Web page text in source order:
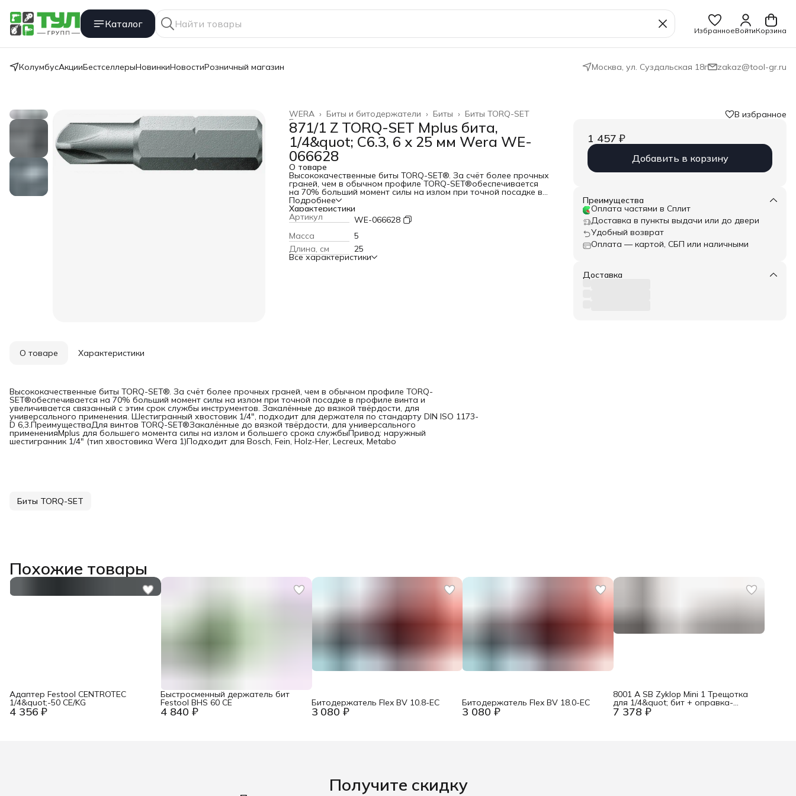
Каталог
ИзбранноеВойтиКорзина
КолумбусАкцииБестселлерыНовинкиНовостиРозничный магазин Москва, ул. Суздальская 18г zakaz@tool-gr.ru
Биты TORQ-SET
Биты ›
Биты и битодержатели ›
WERA ›
Главная
871/1 Z TORQ-SET Mplus бита,
1/4&quot; C6.3, 6 x 25 мм Wera WE-
066628
О товаре
Высококачественные биты TORQ-SET®. За счёт более прочных
граней, чем в обычном профиле TORQ-SET®обеспечивается
на 70% больший момент силы на излом при точной посадке в
профиле винта и увеличивается связанный с этим срок
службы инструментов. Закалённые до вязкой твёрдости, для
универсального применения. Шестигранный хвостовик 1/4",
подходит для держателя по стандарту DIN ISO 1173-D
6,3.ПреимуществаДля винтов TORQ-SET®Закалённые до
вязкой твёрдости, для универсального примененияMplus для
большего момента силы на излом и большего срока
службыПривод: наружный шестигранник 1/4" (тип хвостовика
Подробнее
Характеристики
Артикул
WE-066628
Масса
5
Длина, см
25
Все характеристики
В избранное
1 457 ₽
Добавить в корзину
Преимущества
Оплата частями в Сплит
Доставка в пункты выдачи или до двери
Удобный возврат
Оплата — картой, СБП или наличными
Доставка
О товаре Характеристики
Высококачественные биты TORQ-SET®. За счёт более прочных граней, чем в обычном профиле TORQ-
SET®обеспечивается на 70% больший момент силы на излом при точной посадке в профиле винта и
увеличивается связанный с этим срок службы инструментов. Закалённые до вязкой твёрдости, для
универсального применения. Шестигранный хвостовик 1/4", подходит для держателя по стандарту DIN ISO 1173-
D 6,3.ПреимуществаДля винтов TORQ-SET®Закалённые до вязкой твёрдости, для универсального
примененияMplus для большего момента силы на излом и большего срока службыПривод: наружный
шестигранник 1/4" (тип хвостовика Wera 1)Подходит для Bosch, Fein, Holz-Her, Lecreux, Metabo
Биты TORQ-SET
Похожие товары
4 356 ₽
Адаптер Festool CENTROTEC
1/4&quot;-50 CE/KG
4 840 ₽
Быстросменный держатель бит
Festool BHS 60 CE
3 080 ₽
Битодержатель Flex BV 10.8-EC
3 080 ₽
Битодержатель Flex BV 18.0-EC
7 378 ₽
8001 A SB Zyklop Mini 1 Трещотка
для 1/4&quot; бит + оправка-
хвостовик для 1/4&quot; головок, 2
пр. Wera WE-073230
Получите скидку